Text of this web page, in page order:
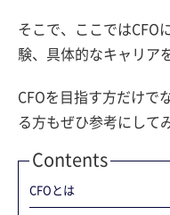
そこで、ここではCFO
験、具体的なキャリア
CFOを目指す方だけで
る方もぜひ参考にして
Contents
CFOとは